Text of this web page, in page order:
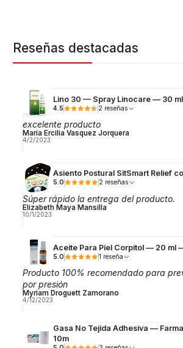
Reseñas destacadas
Lino 30 — Spray Linocare — 30 ml
4.5 2 reseñas
excelente producto
Maria Ercilia Vasquez Jorquera
4/2/2023
Asiento Postural SitSmart Relief
5.0 2 reseñas
Súper rápido la entrega del producto.
Elizabeth Maya Mansilla
10/1/2023
Aceite Para Piel Corpitol — 20 ml
5.0 1 reseña
Producto 100% recomendado para
por presión
Myriam Droguett Zamorano
4/12/2023
Gasa No Tejida Adhesiva —
10m